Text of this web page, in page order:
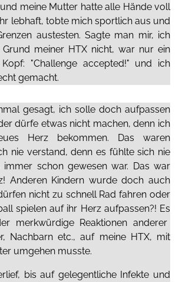
meine Mutter hatte alle Hände voll
lebhaft, tobte mich sportlich aus und
austesten. Sagte man mir, ich
meiner HTX nicht, war nur ein
"Challenge accepted!" und ich
gemacht.
gesagt, ich solle doch aufpassen
dürfe etwas nicht machen, denn ich
Herz bekommen. Das waren
nie verstand, denn es fühlte sich nie
schon gewesen war. Das war
Anderen Kindern wurde doch auch
nicht zu schnell Rad fahren oder
spielen auf ihr Herz aufpassen?! Es
merkwürdige Reaktionen anderer
Nachbarn etc., auf meine HTX, mit
umgehen musste.
bis auf gelegentliche Infekte und